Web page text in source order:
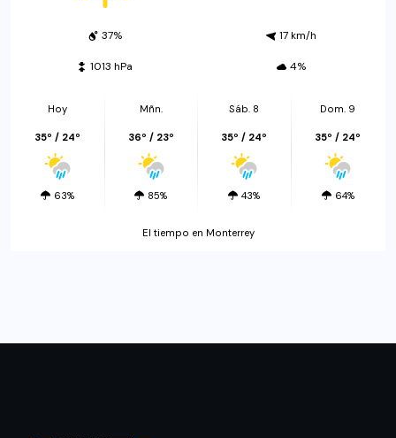
37% 17 km/h
1013 hPa 4%
Hoy
35º / 24º
63%
Mñn.
36º / 23º
85%
Sáb. 8
35º / 24º
43%
Dom. 9
35º / 24º
64%
El tiempo en Monterrey